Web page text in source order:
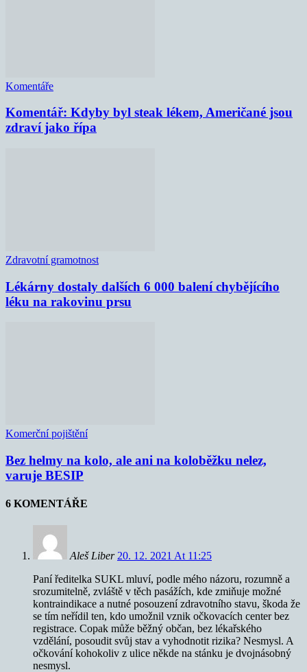
Komentáře
Komentář: Kdyby byl steak lékem, Američané jsou
zdraví jako řípa
Zdravotní gramotnost
Lékárny dostaly dalších 6 000 balení chybějícího
léku na rakovinu prsu
Komerční pojištění
Bez helmy na kolo, ale ani na koloběžku nelez,
varuje BESIP
6 KOMENTÁŘE
Aleš Liber 20. 12. 2021 At 11:25
Paní ředitelka SUKL mluví, podle mého názoru, rozumně a
srozumitelně, zvláště v těch pasážích, kde zmiňuje možné
kontraindikace a nutné posouzení zdravotního stavu, škoda že
se tím neřídil ten, kdo umožnil vznik očkovacích center bez
registrace. Copak může běžný občan, bez lékařského
vzdělání, posoudit svůj stav a vyhodnotit rizika? Nesmysl. A
očkování kohokoliv z ulice někde na stánku je dvojnásobný
nesmysl.